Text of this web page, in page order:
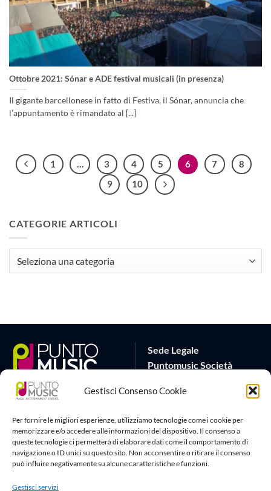
Gestisci Consenso Cookie
Per fornire le migliori esperienze, utilizziamo tecnologie come i cookie per
memorizzare e/o accedere alle informazioni del dispositivo. Il consenso a
queste tecnologie ci permetterà di elaborare dati come il comportamento di
navigazione o ID unici su questo sito. Non acconsentire o ritirare il consenso
può influire negativamente su alcune caratteristiche e funzioni.
Gestisci servizi
CATEGORIE ARTICOLI
Ottobre 2021: Sónar e ADE festival musicali (in presenza)
Il gigante barcellonese in fatto di Festiva, il Sónar, annuncia che
l’appuntamento è rimandato al [...]
1 3 4 5 6 7
8
9
10
Sede Legale
Puntomusic Società
Via G.B. Rota 17
P.IVA 03795620982
Sede Operativa
via G.Puccini 22
25080 Padenghe sul Garda
Artlife Cloud